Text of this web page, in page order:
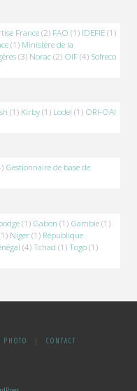
France (2) FAO (1) IDEFIE (1)
(1) Ministère de la
(3) Norac (2) OIF (4) Sofreco
(1) Kirby(1) Lodel (1) ORI-OAI
Gestionnaire de base de
(1) Gabon (1) Gambie (1)
Niger (1) République
(4)Tchad (1)Togo (1)
PHOTO | CONTACT